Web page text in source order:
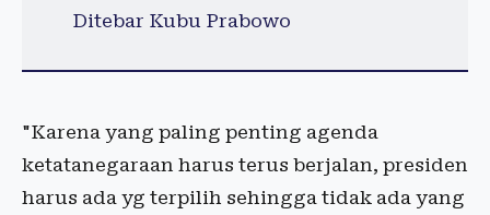
Ditebar Kubu Prabowo
"Karena yang paling penting agenda
ketatanegaraan harus terus berjalan, presiden
harus ada yg terpilih sehingga tidak ada yang